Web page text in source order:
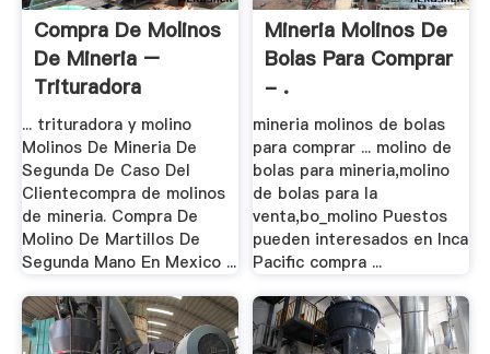
Compra De Molinos
De Mineria –
Trituradora
... trituradora y molino
Molinos De Mineria De
Segunda De Caso Del
Clientecompra de molinos
de mineria. Compra De
Molino De Martillos De
Segunda Mano En Mexico ...
Mineria Molinos De
Bolas Para Comprar
- .
mineria molinos de bolas
para comprar ... molino de
bolas para mineria,molino
de bolas para la
venta,bo_molino Puestos
pueden interesados en Inca
Pacific compra ...